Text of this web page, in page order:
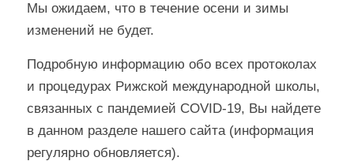
Мы ожидаем, что в течение осени и зимы
изменений не будет.
Подробную информацию обо всех протоколах
и процедурах Рижской международной школы,
связанных с пандемией COVID-19, Вы найдете
в данном разделе нашего сайта (информация
регулярно обновляется).